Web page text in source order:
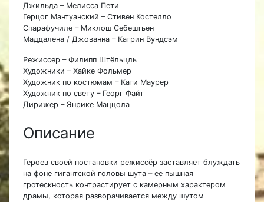
Джильда – Мелисса Пети
Герцог Мантуанский – Стивен Костелло
Спарафучиле – Миклош Себештьен
Маддалена / Джованна – Катрин Вундсэм
Режиссер – Филипп Штёльцль
Художники – Хайке Фольмер
Художник по костюмам – Кати Маурер
Художник по свету – Георг Файт
Дирижер – Энрике Маццола
Описание
Героев своей постановки режиссёр заставляет блуждать
на фоне гигантской головы шута – ее пышная
гротескность контрастирует с камерным характером
драмы, которая разворачивается между шутом